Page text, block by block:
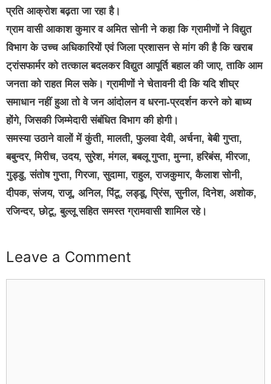
प्रति आक्रोश बढ़ता जा रहा है।
ग्राम वासी आकाश कुमार व अमित सोनी ने कहा कि ग्रामीणों ने विद्युत
विभाग के उच्च अधिकारियों एवं जिला प्रशासन से मांग की है कि खराब
ट्रांसफार्मर को तत्काल बदलकर विद्युत आपूर्ति बहाल की जाए, ताकि आम
जनता को राहत मिल सके। ग्रामीणों ने चेतावनी दी कि यदि शीघ्र
समाधान नहीं हुआ तो वे जन आंदोलन व धरना-प्रदर्शन करने को बाध्य
होंगे, जिसकी जिम्मेदारी संबंधित विभाग की होगी।
समस्या उठाने वालों में कुंती, मालती, फुलवा देवी, अर्चना, बेबी गुप्ता,
बबुन्दर, मिरीच, उदय, सुरेश, मंगल, बबलू गुप्ता, मुन्ना, हरिबंस, मीरजा,
गुड्डु, संतोष गुप्ता, गिरजा, सुदामा, राहुल, राजकुमार, कैलाश सोनी,
दीपक, संजय, राजू, अनिल, पिंटू, लड्डू, प्रिंस, सुनील, दिनेश, अशोक,
रजिन्दर, छोटू, बुल्लू सहित समस्त ग्रामवासी शामिल रहे।
Leave a Comment